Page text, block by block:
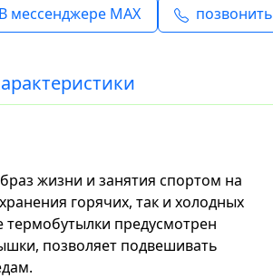
В мессенджере MAX позвонить
жизни и занятия спортом на
горячих, так и холодных
термобутылки предусмотрен
позволяет подвешивать